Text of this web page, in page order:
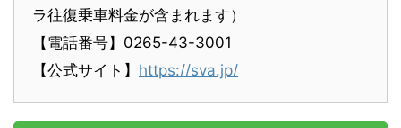
ラ往復乗車料金が含まれます）
【電話番号】0265-43-3001
【公式サイト】 https://sva.jp/